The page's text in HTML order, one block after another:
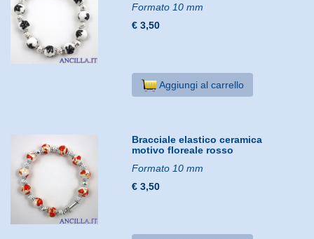
Formato 10 mm
€ 3,50
Aggiungi al carrello
Bracciale elastico ceramica
motivo floreale rosso
Formato 10 mm
€ 3,50